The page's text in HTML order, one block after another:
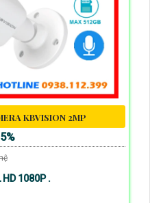
KBVISION 2MP
HD 1080P .